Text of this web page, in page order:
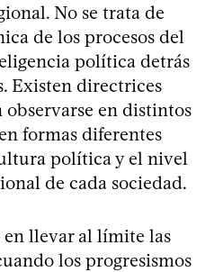
No se trata de
de los procesos del
política detrás
Existen directrices
en distintos
formas diferentes
política y el nivel
de cada sociedad.
en llevar al límite las
los progresismos